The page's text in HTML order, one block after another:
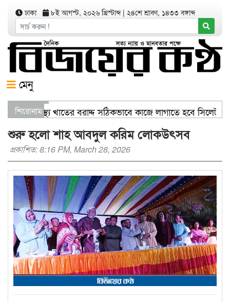
ঢাকা ৮ই আগস্ট, ২০২৬ খ্রিস্টাব্দ| ২৪শে শ্রাবণ, ১৪৩৩ বঙ্গাব্দ
মেনু
শিরোনামস্বাস্থ্য খাতের বরাদ্দ সঠিকভাবে কাজে লাগাতে হবে
যার যেখানে খালি জায়গা আছে, গাছ লাগান — আব্দুল কাইয়ুম
শুরু হলো শাহ আবদুল করিম লোকউৎসব
প্রকাশিত: 8:16 PM, March 28, 2026